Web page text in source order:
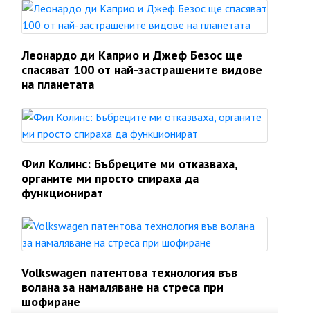
Леонардо ди Каприо и Джеф Безос ще
спасяват 100 от най-застрашените видове
на планетата
Фил Колинс: Бъбреците ми отказваха,
органите ми просто спираха да
функционират
Volkswagen патентова технология във
волана за намаляване на стреса при
шофиране